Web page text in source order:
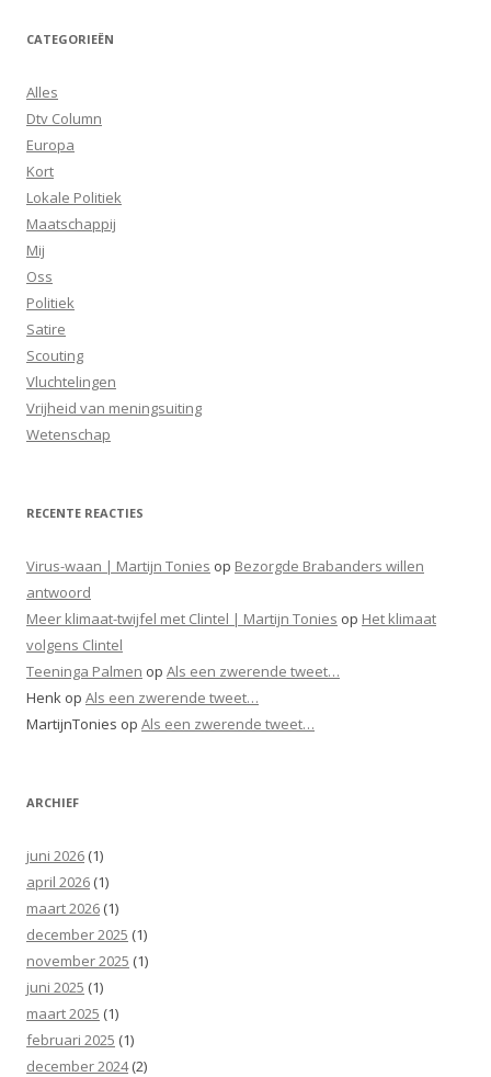
CATEGORIEËN
Alles
Dtv Column
Europa
Kort
Lokale Politiek
Maatschappij
Mij
Oss
Politiek
Satire
Scouting
Vluchtelingen
Vrijheid van meningsuiting
Wetenschap
RECENTE REACTIES
Virus-waan | Martijn Tonies op Bezorgde Brabanders willen
antwoord
Meer klimaat-twijfel met Clintel | Martijn Tonies op Het klimaat
volgens Clintel
Teeninga Palmen op Als een zwerende tweet…
Henk op Als een zwerende tweet…
MartijnTonies op Als een zwerende tweet…
ARCHIEF
juni 2026 (1)
april 2026 (1)
maart 2026 (1)
december 2025 (1)
november 2025 (1)
juni 2025 (1)
maart 2025 (1)
februari 2025 (1)
december 2024(2)